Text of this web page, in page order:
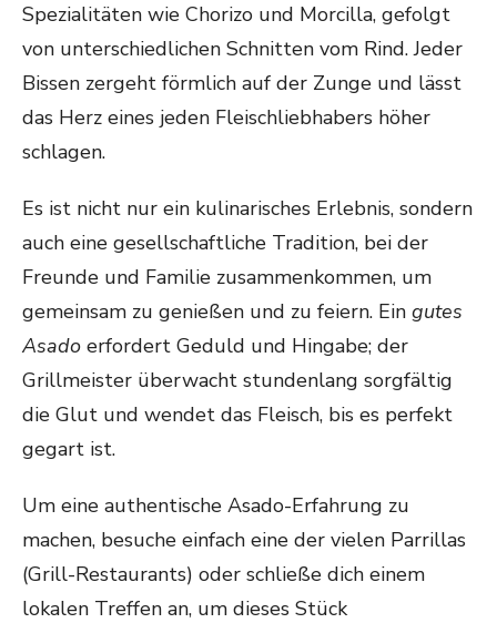
Spezialitäten wie Chorizo und Morcilla, gefolgt
von unterschiedlichen Schnitten vom Rind. Jeder
Bissen zergeht förmlich auf der Zunge und lässt
das Herz eines jeden Fleischliebhabers höher
schlagen.
Es ist nicht nur ein kulinarisches Erlebnis, sondern
auch eine gesellschaftliche Tradition, bei der
Freunde und Familie zusammenkommen, um
gemeinsam zu genießen und zu feiern. Ein gutes
Asado erfordert Geduld und Hingabe; der
Grillmeister überwacht stundenlang sorgfältig
die Glut und wendet das Fleisch, bis es perfekt
gegart ist.
Um eine authentische Asado-Erfahrung zu
machen, besuche einfach eine der vielen Parrillas
(Grill-Restaurants) oder schließe dich einem
lokalen Treffen an, um dieses Stück